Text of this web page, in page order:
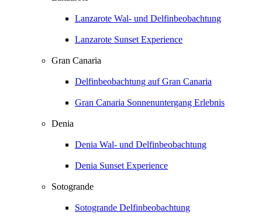
Lanzarote Wal- und Delfinbeobachtung
Lanzarote Sunset Experience
Gran Canaria
Delfinbeobachtung auf Gran Canaria
Gran Canaria Sonnenuntergang Erlebnis
Denia
Denia Wal- und Delfinbeobachtung
Denia Sunset Experience
Sotogrande
Sotogrande Delfinbeobachtung